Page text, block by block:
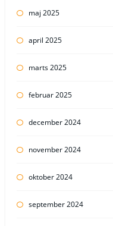
maj 2025
april 2025
marts 2025
februar 2025
december 2024
november 2024
oktober 2024
september 2024